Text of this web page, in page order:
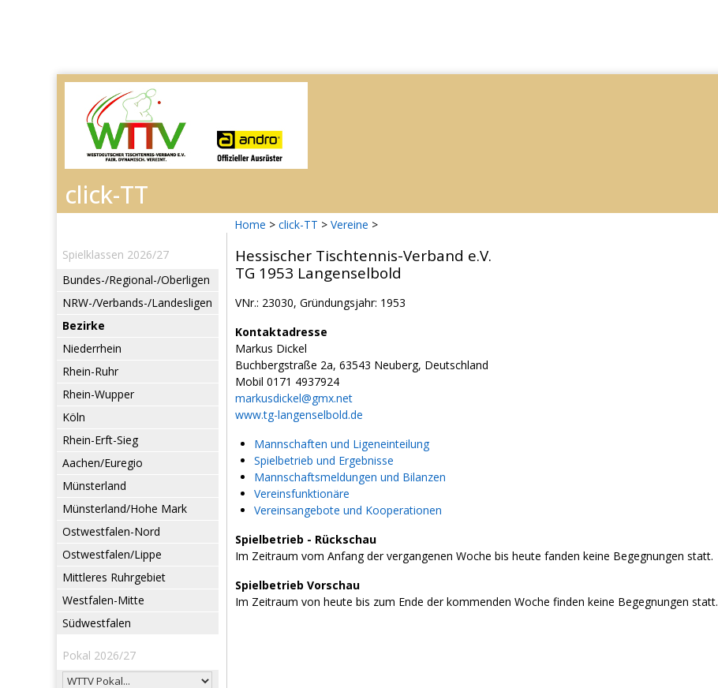
Home > click-TT > Vereine >
Spielklassen 2026/27
Bundes-/Regional-/Oberligen
NRW-/Verbands-/Landesligen
Bezirke
Niederrhein
Rhein-Ruhr
Rhein-Wupper
Köln
Rhein-Erft-Sieg
Aachen/Euregio
Münsterland
Münsterland/Hohe Mark
Ostwestfalen-Nord
Ostwestfalen/Lippe
Mittleres Ruhrgebiet
Westfalen-Mitte
Südwestfalen
Pokal 2026/27
Hessischer Tischtennis-Verband e.V.
TG 1953 Langenselbold
VNr.: 23030, Gründungsjahr: 1953
Kontaktadresse
Markus Dickel
Buchbergstraße 2a, 63543 Neuberg, Deutschland
Mobil 0171 4937924
markusdickel@gmx.net
www.tg-langenselbold.de
Mannschaften und Ligeneinteilung
Spielbetrieb und Ergebnisse
Mannschaftsmeldungen und Bilanzen
Vereinsfunktionäre
Vereinsangebote und Kooperationen
Spielbetrieb - Rückschau
Im Zeitraum vom Anfang der vergangenen Woche bis heute fanden keine Begegnungen statt.
Spielbetrieb Vorschau
Im Zeitraum von heute bis zum Ende der kommenden Woche finden keine Begegnungen statt.